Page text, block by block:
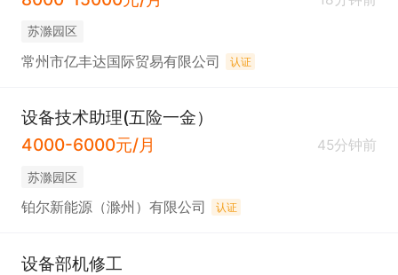
苏滁园区
常州市亿丰达国际贸易有限公司 认证
设备技术助理(五险一金）
4000-6000元/月
45分钟前
苏滁园区
铂尔新能源（滁州）有限公司 认证
设备部机修工